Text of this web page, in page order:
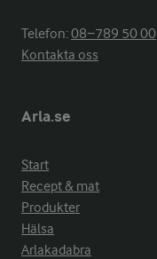
Telefon:08−789 50 00
Kontakta oss
Arla.se
Start
Recept & mat
Produkter
Hälsa
Arlakadabra